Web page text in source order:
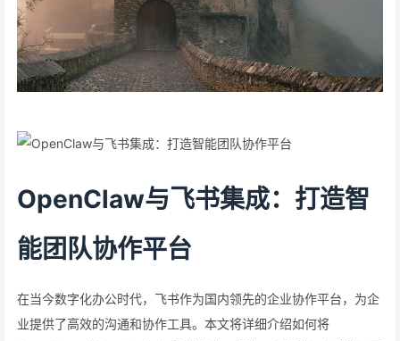
OpenClaw与飞书集成：打造智
能团队协作平台
在当今数字化办公时代，飞书作为国内领先的企业协作平台，为企
业提供了高效的沟通和协作工具。本文将详细介绍如何将